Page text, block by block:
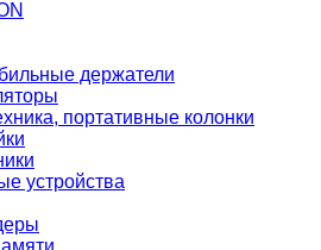
держатели
портативные колонки
устройства